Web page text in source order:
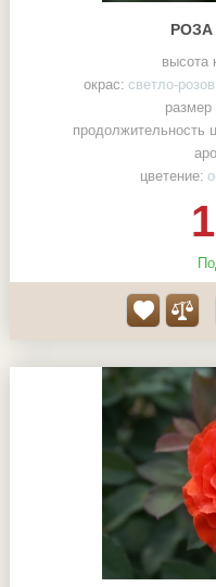
РОЗА
высота
окрас: светло-
размер
продолжительность
цветение: